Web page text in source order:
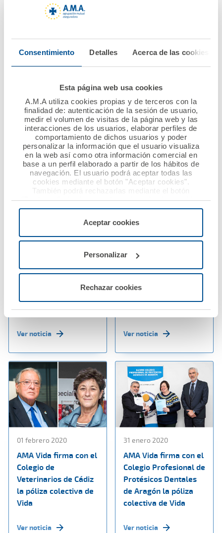
Consentimiento Detalles Acerca de las cookies
Esta página web usa cookies
A.M.A utiliza cookies propias y de terceros con la
finalidad de: autenticación de la sesión de usuario,
medir el volumen de visitas de la página web y las
interacciones de los usuarios, elaborar perfiles de
comportamiento de dichos usuarios y poder
personalizar la información que el usuario visualiza
en la web así como otra información comercial en
base a un perfil elaborado a partir de los hábitos de
navegación. El usuario podrá aceptar todas las
cookies mediante el botón "Aceptar cookies".
También podrá rechazarlas mediante el botón
"Rechazar", donde se rechazarán todas las cookies
menos las necesarias para permitir el acceso a los
configurarlas usando el botón “Personalizar".
Aceptar cookies
Personalizar
Rechazar cookies
CPIFP AYNADAMAR EN
GRANADA
póliza colectiva de
Vida con el Colegio de
Optometristas de
Murcia
Ver noticia
03 febrero 2020
Profesional de A.M.A.
fisioterapeutas de
Murcia
Ver noticia
03 febrero 2020
Seguro multirriesgo
más completo para
Farmacias y
Sanitarios
Ver noticia
01 febrero 2020
AMA Vida firma con el
Colegio de
Veterinarios de Cádiz
la póliza colectiva de
Vida
Ver noticia
31 enero 2020
AMA Vida firma con el
Colegio Profesional de
Protésicos Dentales
de Aragón la póliza
colectiva de Vida
Ver noticia